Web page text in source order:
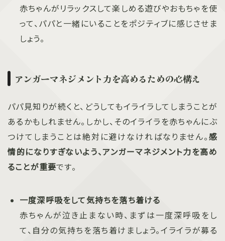
赤ちゃんがリラックスして楽しめる遊びやおもちゃを使
って、パパと一緒にいることをポジティブに感じさせま
しょう。
アンガーマネジメント力を高めるための心構え
パパ見知りが続くと、どうしてもイライラしてしまうことが
あるかもしれません。しかし、そのイライラを赤ちゃんにぶ
つけてしまうことは絶対に避けなければなりません。感
情的になりすぎないよう、アンガーマネジメント力を高め
ることが重要です。
一度深呼吸をして気持ちを落ち着ける
赤ちゃんが泣き止まない時、まずは一度深呼吸をし
て、自分の気持ちを落ち着けましょう。イライラが募る